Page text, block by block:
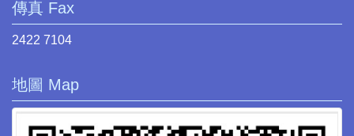
傳真 Fax
2422 7104
地圖 Map